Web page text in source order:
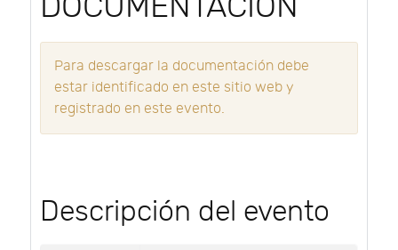
Para descargar la documentación debe
estar identificado en este sitio web y
registrado en este evento.
Descripción del evento